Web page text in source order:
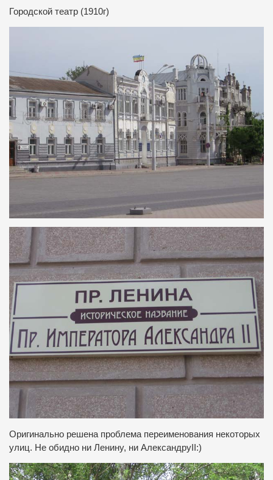
Городской театр (1910г)
Оригинально решена проблема переименования некоторых
улиц. Не обидно ни Ленину, ни АлександруII:)